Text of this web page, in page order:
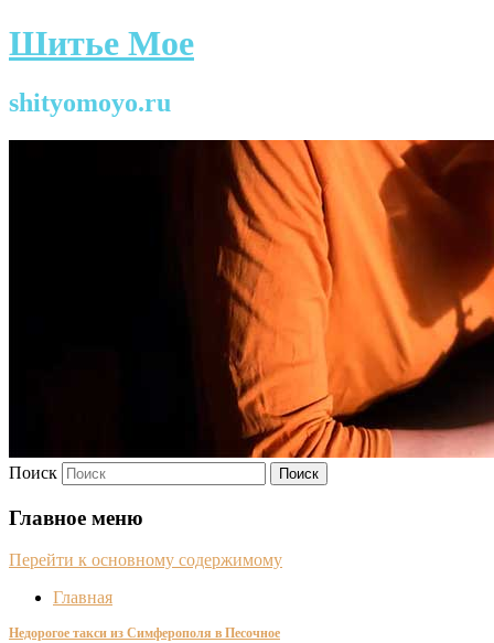
Шитье Мое
shityomoyo.ru
Поиск
Главное меню
Перейти к основному содержимому
Главная
Недорогое такси из Симферополя в Песочное